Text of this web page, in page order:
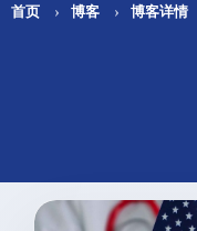
首页 博客 博客详情